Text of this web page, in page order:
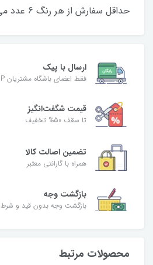
حداقل سفارش از هر رنگ 6 عدد می باشد )
ارسال با پیک
فقط اعضای باشگاه مشتریان VIP
قیمت شگفت‌انگیز
تا سقف 50% تخفیف
تضمین اصالت کالا
همراه با گارانتی معتبر
بازگشت وجه
بازگشت وجه بدون قید و شرط
محصولات مرتبط